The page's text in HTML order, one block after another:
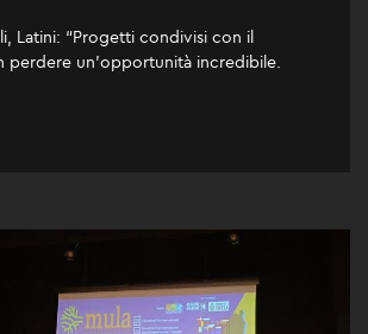
Latini: “Progetti condivisi con il
un’opportunità incredibile.